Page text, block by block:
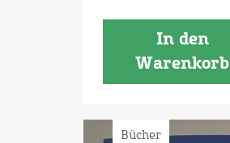
In den
Warenkorb
Bücher